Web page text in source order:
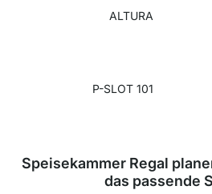
ALTURA
P-SLOT 101
Speisekammer Regal
das passende